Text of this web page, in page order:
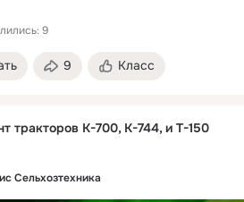
9
9 Класс
тракторов К-700, К-744, и Т-150
Сельхозтехника